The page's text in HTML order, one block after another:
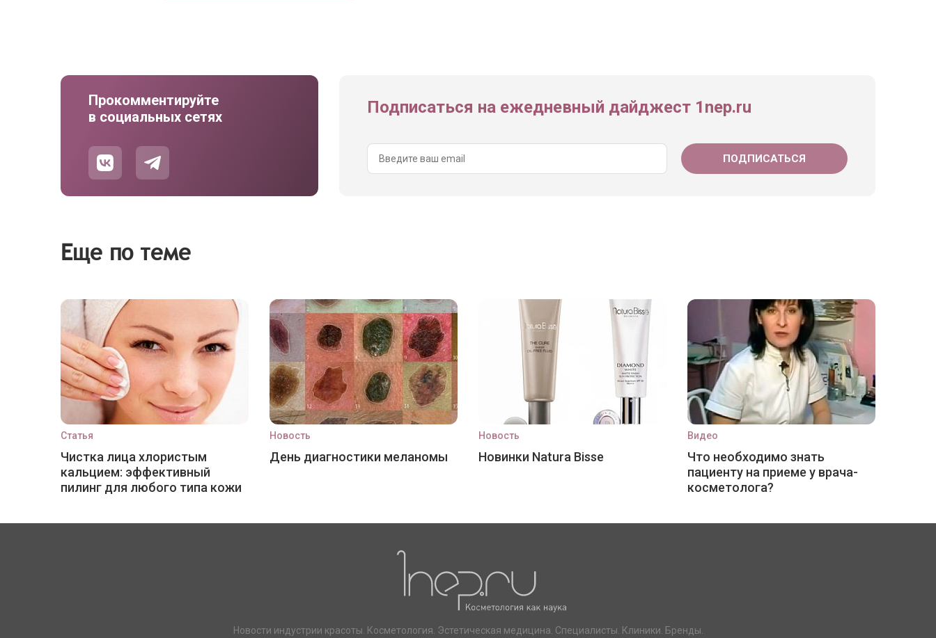
Прокомментируйте
в социальных сетях
Подписаться на ежедневный дайджест 1nep.ru
Еще по теме
Статья
Чистка лица хлористым
кальцием: эффективный
пилинг для любого типа кожи
Новость
День диагностики меланомы
Новость
Новинки Natura Bisse
Видео
Что необходимо знать
пациенту на приеме у врача-
косметолога?
Новости индустрии красоты. Косметология. Эстетическая медицина. Специалисты. Клиники. Бренды.